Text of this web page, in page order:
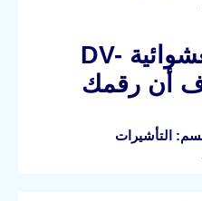
أرقام الهجرة العشوائية DV-
أن رقمك
التأشيرات